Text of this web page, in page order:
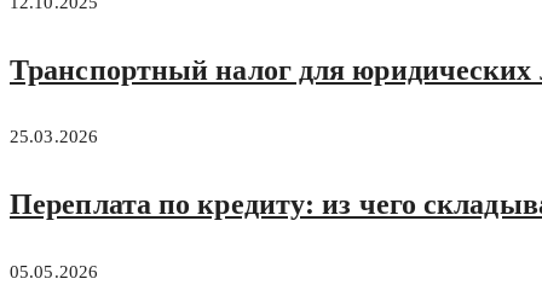
Транспортный налог для
25.03.2026
Переплата по кредиту: из чего
05.05.2026